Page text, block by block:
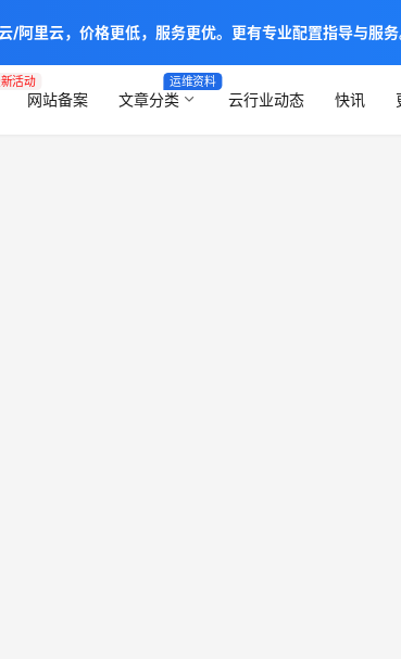
阿里云，价格更低，服务更优。更有专业配置指导与
活动
网站备案 文章分类
运维资料
云行业动态 快讯